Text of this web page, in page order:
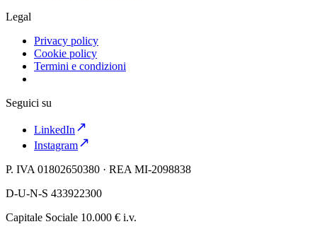
Legal
Privacy policy
Cookie policy
Termini e condizioni
Seguici su
LinkedIn
Instagram
P. IVA 01802650380 · REA MI-2098838
D-U-N-S 433922300
Capitale Sociale 10.000 € i.v.